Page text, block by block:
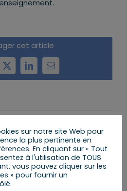
cet article
X LinkedInEmail
sur notre site Web pour
la plus pertinente en
En cliquant sur « Tout
à l'utilisation de TOUS
vous pouvez cliquer sur les
» pour fournir un